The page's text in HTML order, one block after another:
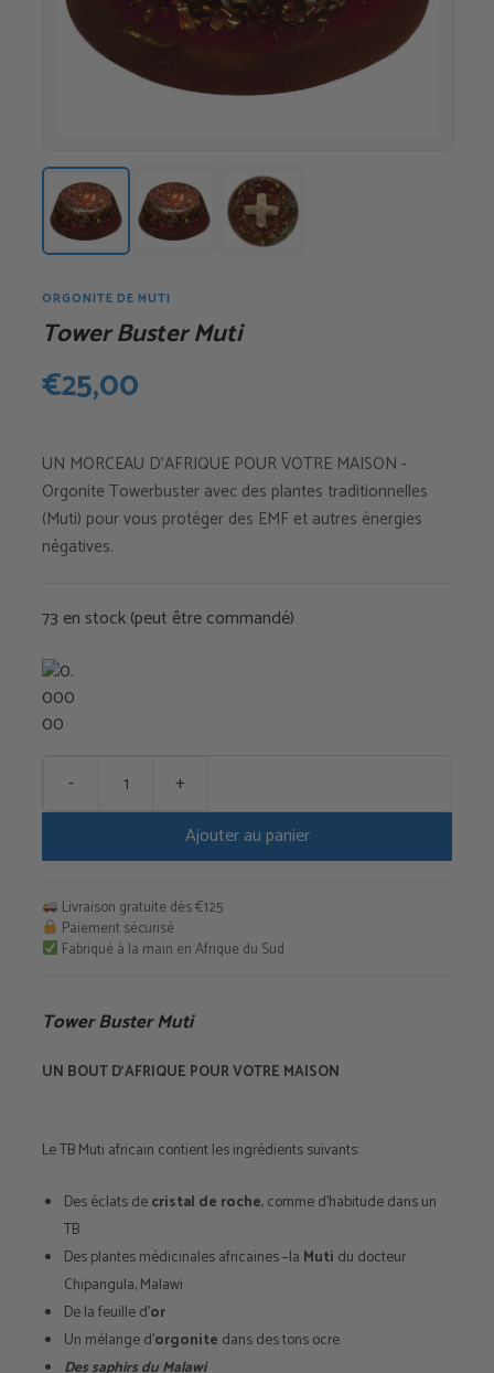
ORGONITE DE MUTI
Tower Buster Muti
€25,00
UN MORCEAU D’AFRIQUE POUR VOTRE MAISON -
Orgonite Towerbuster avec des plantes traditionnelles
(Muti) pour vous protéger des EMF et autres énergies
négatives.
73 en stock (peut être commandé)
-
de
Muti
+
Ajouter au panier
Livraison gratuite dès €125
Paiement sécurisé
Fabriqué à la main en Afrique du Sud
Tower Buster Muti
UN BOUT D’AFRIQUE POUR VOTRE MAISON
Le TB Muti africain contient les ingrédients suivants:
Des éclats decristal de roche, comme d’habitude dans un
TB
Des plantes médicinales africaines –la Muti du docteur
Chipangula, Malawi
De la feuille d’or
Un mélange d’orgonite dans des tons ocre
Des saphirs du Malawi